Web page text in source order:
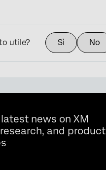
utile? Sì No
news on XM
and product